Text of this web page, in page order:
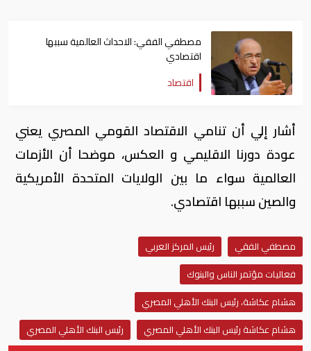
مصطفي الفقي: الاحداث العالمية سببها
اقتصادي
اقتصاد
أشار إلي أن تنامي الاقتصاد القومي المصري يعني
عودة دورنا الاقليمي و العكس، موضحا أن الأزمات
العالمية سواء ما بين الولايات المتحدة الأمريكية
والصين سببها اقتصادي.
مصطفي الفقي
رئيس المركز العربي
فعاليات مؤتمر الناس والبنوك
هشام عكاشة، رئيس البنك الأهلي المصري
هشام عكاشة رئيس البنك الأهلي المصري
رئيس البنك الأهلي المصري